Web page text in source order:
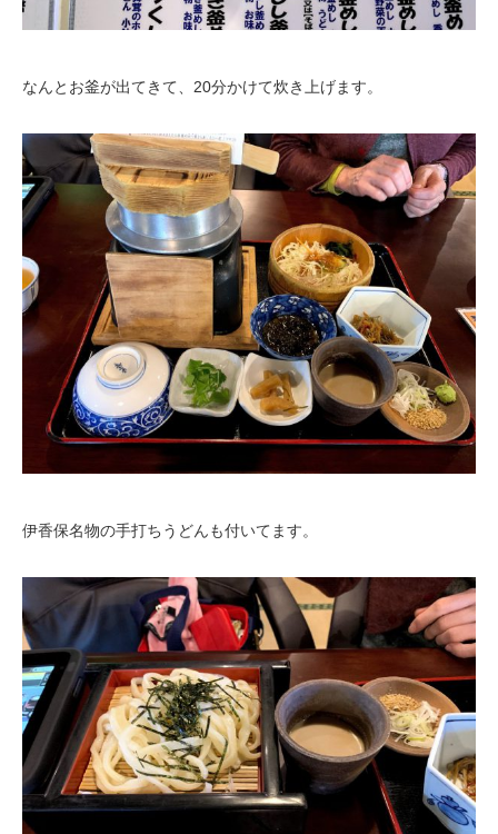
なんとお釜が出てきて、20分かけて炊き上げます。
伊香保名物の手打ちうどんも付いてます。